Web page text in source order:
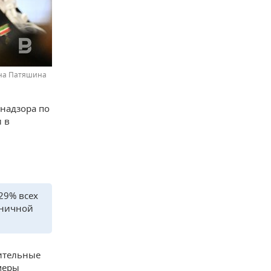
Патяшина
по
в
всех